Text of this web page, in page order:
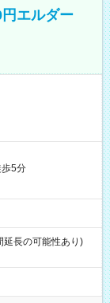
円エルダー
5分
長の可能性あり)